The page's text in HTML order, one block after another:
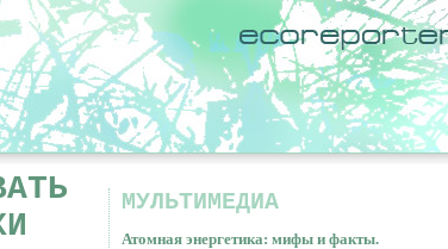
МУЛЬТИМЕДИА
Атомная энергетика: мифы и факты.